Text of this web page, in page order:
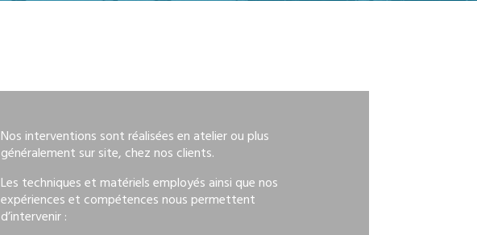
Nos interventions sont réalisées en atelier ou plus
généralement sur site, chez nos clients.
Les techniques et matériels employés ainsi que nos
expériences et compétences nous permettent
d’intervenir :